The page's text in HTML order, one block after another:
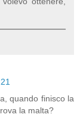
quando finisco la
la malta?